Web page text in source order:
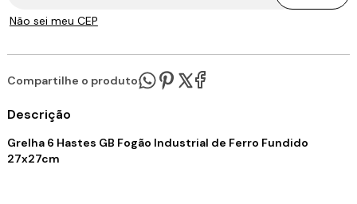
Não sei meu CEP
Compartilhe o produto:
Descrição
Grelha 6 Hastes GB Fogão Industrial de Ferro Fundido
27x27cm